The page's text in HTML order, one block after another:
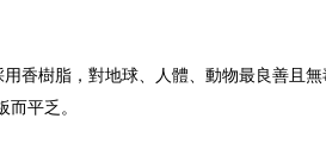
香樹脂，對地球、人體、動物最良善且
平乏。